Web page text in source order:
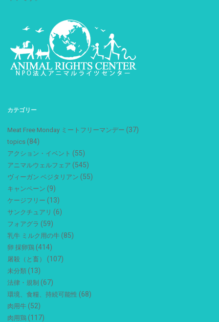
カテゴリー
Meat Free Monday ミートフリーマンデー (37)
topics (84)
アクション・イベント (55)
アニマルウェルフェア (545)
ヴィーガン ベジタリアン (55)
キャンペーン (9)
ケージフリー (13)
サンクチュアリ (6)
フォアグラ (59)
乳牛 ミルク用の牛 (85)
卵 採卵鶏 (414)
屠殺（と畜） (107)
未分類 (13)
法律・規制 (67)
環境、食糧、持続可能性 (68)
肉用牛 (52)
肉用鶏 (117)